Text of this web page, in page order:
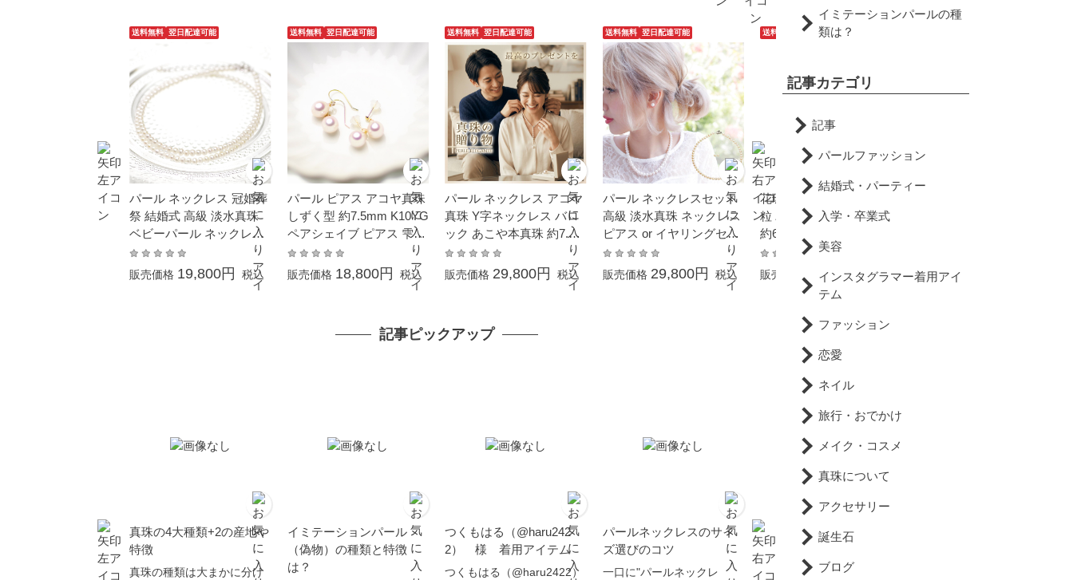
送料無料 翌日配達可能
パール ネックレス 冠婚葬
祭 結婚式 高級 淡水真珠
ベビーパール ネックレス
約2.5-3.5mm レディース
人気 メンズ プレゼント
販売価格 19,800円 税込
送料無料 翌日配達可能
パール ピアス アコヤ真珠
しずく型 約7.5mm K10YG
ペアシェイブ ピアス 雫型
結婚式 冠婚葬祭 本真珠 カ
ジュアル 6月誕生石 金属
アレルギー対応 揺れる フ
販売価格 18,800円 税込
送料無料 翌日配達可能
パール ネックレス アコヤ
真珠 Y字ネックレス バロ
ック あこや本真珠 約7.0-
8.0mm 結婚式 冠婚葬祭
本真珠 成人式 卒業式 入学
式 母の日 プレゼント カジ
販売価格 29,800円 税込
送料無料 翌日配達可能
パール ネックレスセット
高級 淡水真珠 ネックレス
ピアス or イヤリングセッ
ト 約7.5-8.0mm シルバー
SV 結婚式 冠婚葬祭 本真
珠 フォーマル 本真珠 成人
販売価格 29,800円 税込
送料無料 翌日配達可能
花珠 アコヤ真珠 ピアス 一
粒 パール スタッドピアス
約6.5mm ホワイトゴール
ド K14WG 結婚式 冠婚葬
祭 フォーマル 本真珠 成人
式 卒業式 入学式 母の日
プレゼント カジュアル 6
月誕生石 金属アレルギー
販売価格 17,800円 税込
ル 本真珠 成人式 卒業式
入学式 母の日 プレゼント
販売価格
記事ピックアップ
真珠の4大種類+2の産地や
特徴
真珠の種類は大まかに分け
イミテーションパール
（偽物）の種類と特徴
は？
つくもはる（@haru242
2） 様 着用アイテム
つくもはる（@haru2422）
パールネックレスのサイ
ズ選びのコツ
一口に"パールネックレ
イミテーションパールの種
類は？
記事カテゴリ
記事
パールファッション
結婚式・パーティー
入学・卒業式
美容
インスタグラマー着用アイ
テム
ファッション
恋愛
ネイル
旅行・おでかけ
メイク・コスメ
真珠について
アクセサリー
誕生石
ブログ